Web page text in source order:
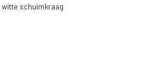
schuimkraag